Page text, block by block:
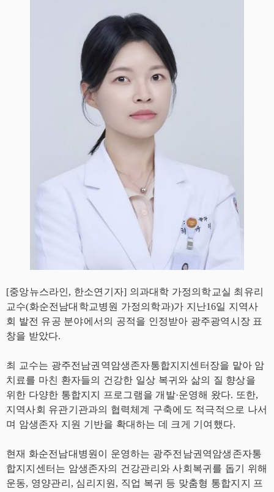
[중앙뉴스라인, 한소연기자] 의과대학 가정의학교실 최유리
교수(화순전남대학교병원 가정의학과)가 지난16일 지역사
회 발전 유공 분야에서의 공적을 인정받아 광주광역시장 표
창을 받았다.
최 교수는 광주전남권역암생존자통합지지센터장을 맡아 암
치료를 마친 환자들의 건강한 일상 복귀와 삶의 질 향상을
위한 다양한 통합지지 프로그램을 개발·운영해 왔다. 또한,
지역사회 유관기관과의 협력체계 구축에도 적극적으로 나서
며 암생존자 지원 기반을 확대하는 데 크게 기여했다.
현재 화순전남대병원이 운영하는 광주전남권역암생존자통
합지지센터는 암생존자의 건강관리와 사회복귀를 돕기 위해
운동, 영양관리, 심리지원, 직업 복귀 등 맞춤형 통합지지 프